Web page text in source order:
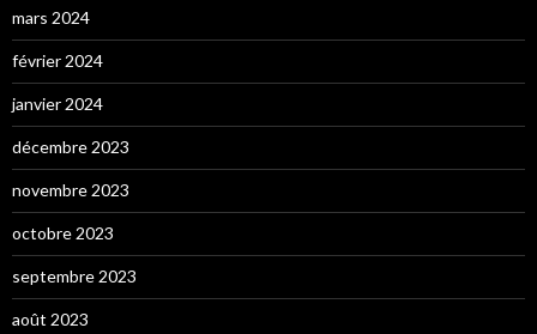
mars 2024
février 2024
janvier 2024
décembre 2023
novembre 2023
octobre 2023
septembre 2023
août 2023